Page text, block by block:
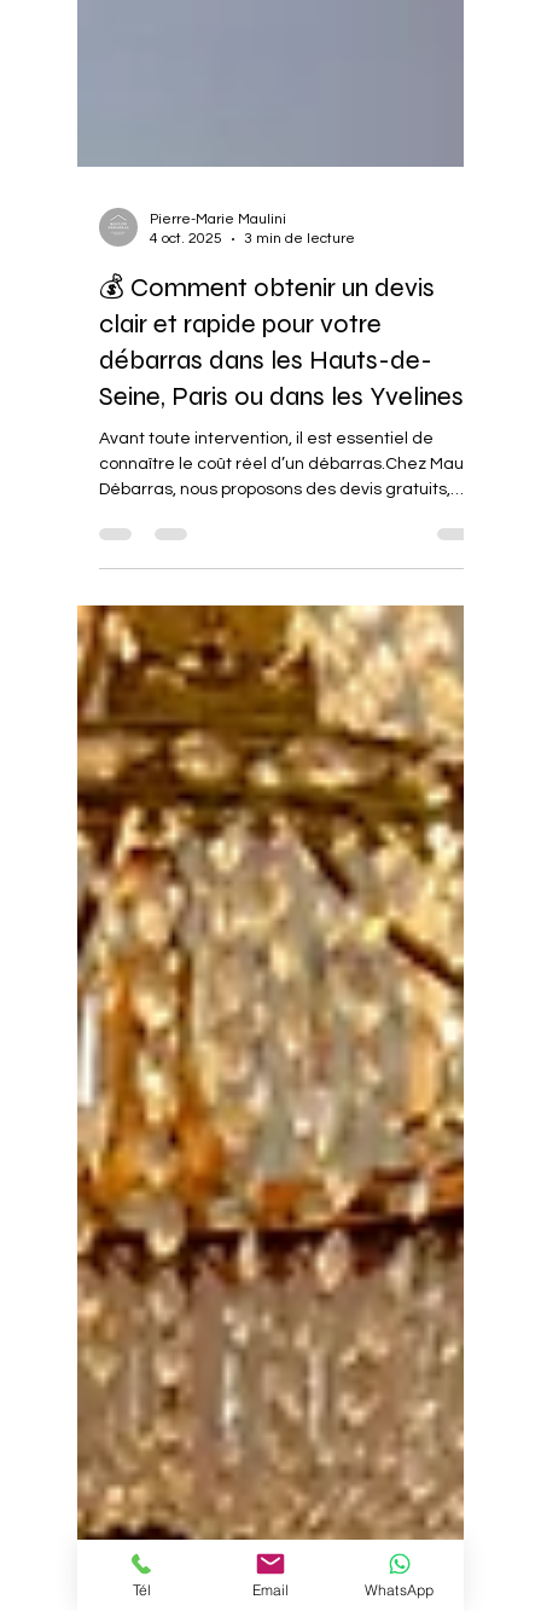
Pierre-Marie Maulini
4 oct. 2025
3 min de lecture
💰 Comment obtenir un devis
clair et rapide pour votre
débarras dans les Hauts-de-
Seine, Paris ou dans les Yvelines ?
Avant toute intervention, il est essentiel de
connaître le coût réel d’un débarras.Chez Maulini
Débarras, nous proposons des devis gratuits,
détaillés et sans engagement, afin que chaque
client sache exactement ce qu’il paie.
Tél Email WhatsApp